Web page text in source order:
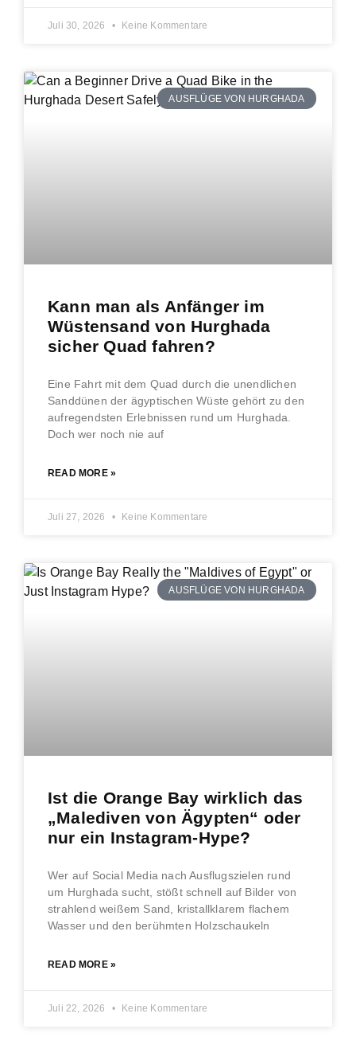
Juli 30, 2026 Keine Kommentare
AUSFLÜGE VON HURGHADA
Kann man als Anfänger im
Wüstensand von Hurghada
sicher Quad fahren?
Eine Fahrt mit dem Quad durch die unendlichen
Sanddünen der ägyptischen Wüste gehört zu den
aufregendsten Erlebnissen rund um Hurghada.
Doch wer noch nie auf
READ MORE »
Juli 27, 2026 Keine Kommentare
AUSFLÜGE VON HURGHADA
Ist die Orange Bay wirklich das
„Malediven von Ägypten“ oder
nur ein Instagram-Hype?
Wer auf Social Media nach Ausflugszielen rund
um Hurghada sucht, stößt schnell auf Bilder von
strahlend weißem Sand, kristallklarem flachem
Wasser und den berühmten Holzschaukeln
READ MORE »
Juli 22, 2026 Keine Kommentare